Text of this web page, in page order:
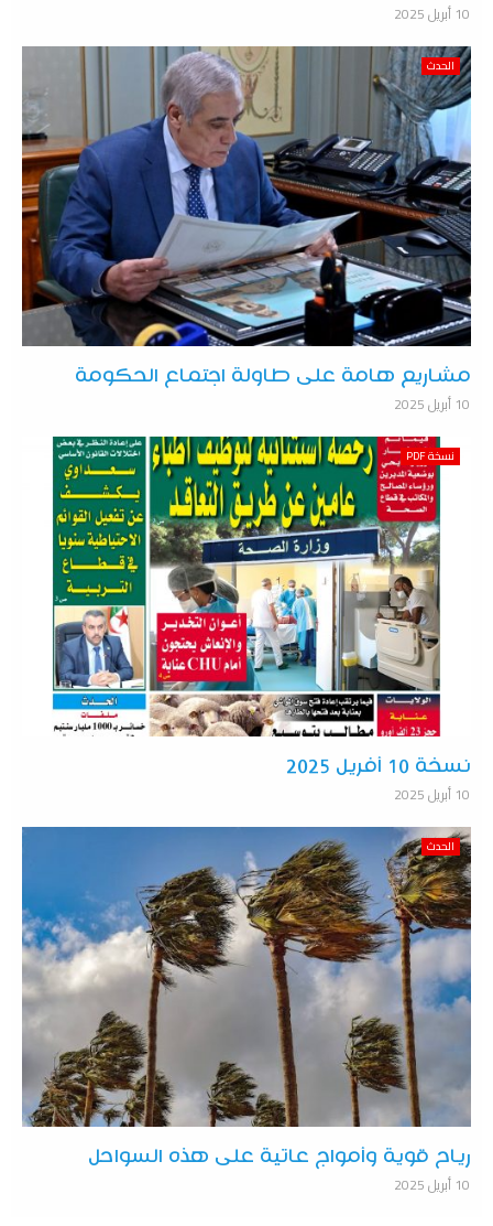
10 أبريل 2025
الحدث
مشاريع هامة على طاولة اجتماع الحكومة
10 أبريل 2025
نسخة PDF
نسخة 10 أفريل 2025
10 أبريل 2025
الحدث
رياح قوية وأمواج عاتية على هذه السواحل
10 أبريل 2025